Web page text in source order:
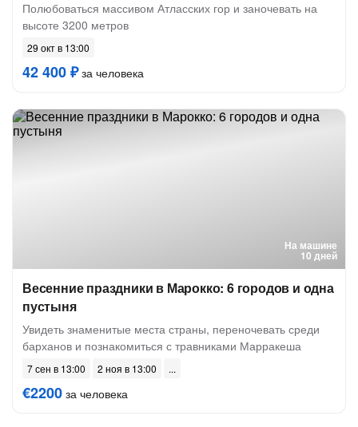
Полюбоваться массивом Атласских гор и заночевать на
высоте 3200 метров
29 окт в 13:00
42 400 ₽за человека
На машине
10 дней
Весенние праздники в Марокко: 6 городов и одна
пустыня
Увидеть знаменитые места страны, переночевать среди
барханов и познакомиться с травниками Марракеша
7 сен в 13:00 2 ноя в 13:00
€2200 за человека